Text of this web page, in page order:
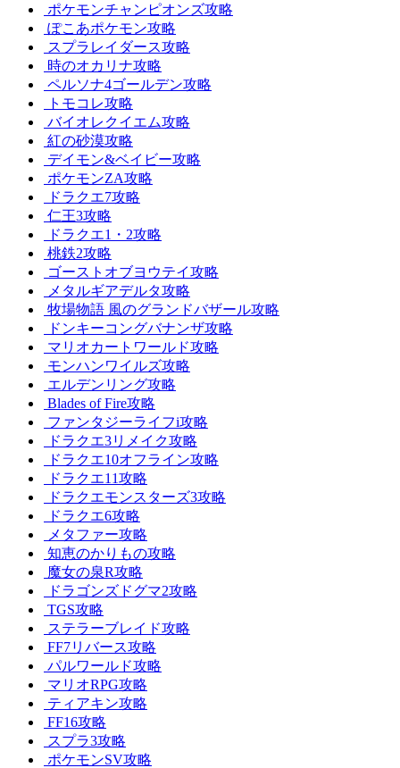
ポケモンチャンピオンズ攻略
ぽこあポケモン攻略
スプラレイダース攻略
時のオカリナ攻略
ペルソナ4ゴールデン攻略
トモコレ攻略
バイオレクイエム攻略
紅の砂漠攻略
デイモン&ベイビー攻略
ポケモンZA攻略
ドラクエ7攻略
仁王3攻略
ドラクエ1・2攻略
桃鉄2攻略
ゴーストオブヨウテイ攻略
メタルギアデルタ攻略
牧場物語 風のグランドバザール攻略
ドンキーコングバナンザ攻略
マリオカートワールド攻略
モンハンワイルズ攻略
エルデンリング攻略
Blades of Fire攻略
ファンタジーライフi攻略
ドラクエ3リメイク攻略
ドラクエ10オフライン攻略
ドラクエ11攻略
ドラクエモンスターズ3攻略
ドラクエ6攻略
メタファー攻略
知恵のかりもの攻略
魔女の泉R攻略
ドラゴンズドグマ2攻略
TGS攻略
ステラーブレイド攻略
FF7リバース攻略
パルワールド攻略
マリオRPG攻略
ティアキン攻略
FF16攻略
スプラ3攻略
ポケモンSV攻略